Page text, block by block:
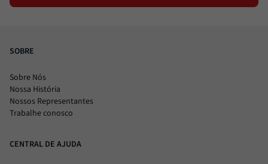
SOBRE
Sobre Nós
Nossa História
Nossos Representantes
Trabalhe conosco
CENTRAL DE AJUDA